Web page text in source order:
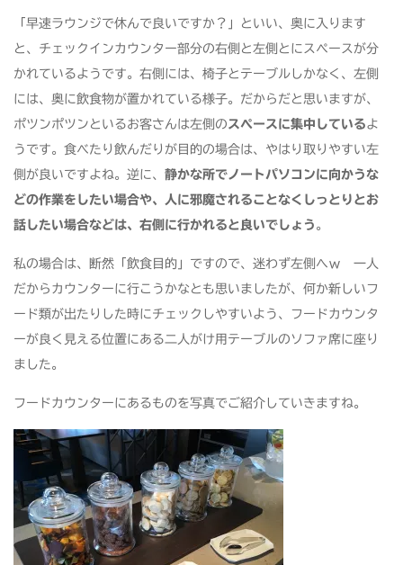
「早速ラウンジで休んで良いですか？」といい、奥に入ります
と、チェックインカウンター部分の右側と左側とにスペースが分
かれているようです。右側には、椅子とテーブルしかなく、左側
には、奥に飲食物が置かれている様子。だからだと思いますが、
ポツンポツンといるお客さんは左側の スペースに集中しているよ
うです。食べたり飲んだりが目的の場合は、やはり取りやすい左
側が良いですよね。逆に、 静かな所でノートパソコンに向かうな
どの作業をしたい場合や、人に邪魔されることなくしっとりとお
話したい場合などは、右側に行かれると良いでしょう 。
私の場合は、断然「飲食目的」ですので、迷わず左側へｗ 一人
だからカウンターに行こうかなとも思いましたが、何か新しいフ
ード類が出たりした時にチェックしやすいよう、フードカウンタ
ーが良く見える位置にある二人がけ用テーブルのソファ席に座り
ました。
フードカウンターにあるものを写真でご紹介していきますね。